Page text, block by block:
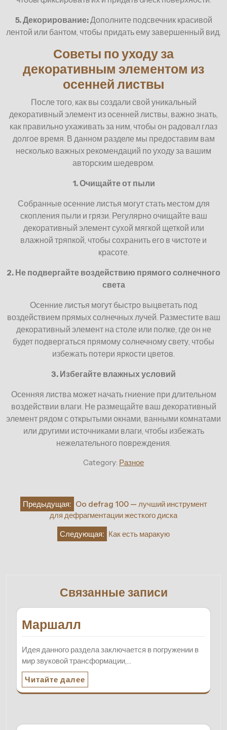
5. Декорирование:Дополните подсвечник красивой
лентой или бантом, чтобы придать ему завершенный вид.
Советы по уходу за
декоративным элементом из
осенней листвы
После того, как вы создали свой уникальный
декоративный элемент из осенней листвы, важно знать,
как правильно ухаживать за ним, чтобы он радовал глаз
долгое время. В данном разделе мы предоставим вам
несколько важных рекомендаций по уходу за вашим
авторским шедевром.
1. Очищайте от пыли
Собранные осенние листья могут стать местом для
скопления пыли и грязи. Регулярно очищайте ваш
декоративный элемент сухой мягкой щеткой или
влажной тряпкой, чтобы сохранить его в чистоте и
красоте.
2. Не подвергайте воздействию прямого солнечного
света
Осенние листья могут быстро выцветать под
воздействием прямых солнечных лучей. Разместите ваш
декоративный элемент на столе или полке, где он не
будет подвергаться прямому солнечному свету, чтобы
избежать потери яркости цветов.
3. Избегайте влажных условий
Осенняя листва может начать гниение при длительном
воздействии влаги. Не размещайте ваш декоративный
элемент рядом с открытыми окнами, ванными комнатами
или другими источниками влаги, чтобы избежать
нежелательного повреждения.
Category: Разное
Навигация
по
записям
Предыдущая: Oo defrag 100 — лучший инструмент
для дефрагментации жесткого диска
Следующая: Как есть маракую
Связанные записи
Маршалл
Идея данного раздела заключается в погружении в
мир звуковой трансформации,…
Читайте далее